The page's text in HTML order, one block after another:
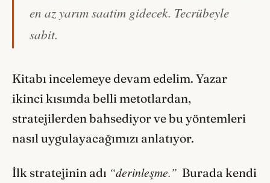
en az yarım saatim gidecek. Tecrübeyle
sabit.
Kitabı incelemeye devam edelim. Yazar
ikinci kısımda belli metotlardan,
stratejilerden bahsediyor ve bu yöntemleri
nasıl uygulayacağımızı anlatıyor.
İlk stratejinin adı “derinleşme.” Burada kendi